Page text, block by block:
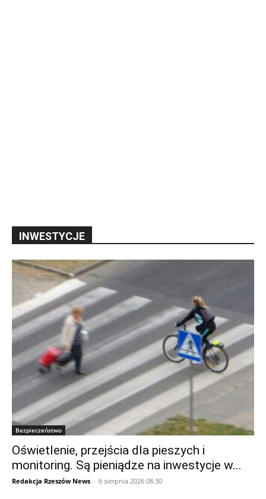
INWESTYCJE
Bezpieczeństwo
Oświetlenie, przejścia dla pieszych i
monitoring. Są pieniądze na inwestycje w...
Redakcja Rzeszów News - 6 sierpnia 2026 08:30